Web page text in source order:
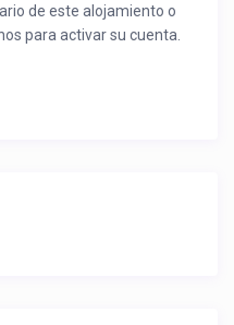
de este alojamiento o
para activar su cuenta.
agua o gas que acredite